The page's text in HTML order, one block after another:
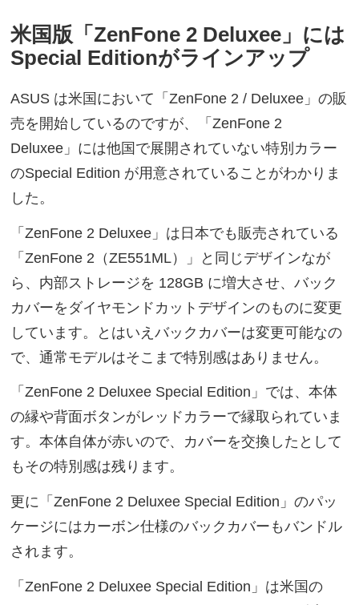
米国版「ZenFone 2 Deluxee」には
Special Editionがラインアップ
ASUS は米国において「ZenFone 2 / Deluxee」の販
売を開始しているのですが、「ZenFone 2
Deluxee」には他国で展開されていない特別カラー
のSpecial Edition が用意されていることがわかりま
した。
「ZenFone 2 Deluxee」は日本でも販売されている
「ZenFone 2（ZE551ML）」と同じデザインなが
ら、内部ストレージを 128GB に増大させ、バック
カバーをダイヤモンドカットデザインのものに変更
しています。とはいえバックカバーは変更可能なの
で、通常モデルはそこまで特別感はありません。
「ZenFone 2 Deluxee Special Edition」では、本体
の縁や背面ボタンがレッドカラーで縁取られていま
す。本体自体が赤いので、カバーを交換したとして
もその特別感は残ります。
更に「ZenFone 2 Deluxee Special Edition」のパッ
ケージにはカーボン仕様のバックカバーもバンドル
されます。
「ZenFone 2 Deluxee Special Edition」は米国の